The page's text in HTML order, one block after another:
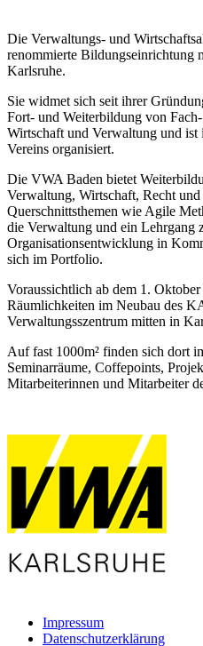
Die Verwaltungs- und
renommierte Bildungseinrichtung
Karlsruhe.
Sie widmet sich seit ihrer
Fort- und Weiterbildung von
Wirtschaft und Verwaltung und ist
Vereins organisiert.
Die VWA Baden bietet
Verwaltung, Wirtschaft, Recht
Querschnittsthemen wie Agile
die Verwaltung und ein
Organisationsentwicklung in
sich im Portfolio.
Voraussichtlich ab dem 1.
Räumlichkeiten im Neubau des
Verwaltungsszentrum mitten in
Auf fast 1000m² finden sich dort
Seminarräume, Coffepoints,
Mitarbeiterinnen und Mitarbeiter
Impressum
Datenschutzerklärung